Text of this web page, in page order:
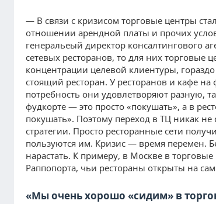
— В связи с кризисом торговые центры
отношении арендной платы и прочих
генеральеый директор консалтингового
сетевых ресторанов, то для них торговые
концентрации целевой клиентуры,
стоящий ресторан. У ресторанов и кафе на
потребность они удовлетворяют разную,
фудкорте — это просто «покушать», а в
покушать». Поэтому переход в ТЦ никак
стратегии. Просто ресторанные сети
пользуются им. Кризис — время перемен.
нарастать. К примеру, в Москве в
Раппопорта, чьи рестораны открыты на
«Мы очень хорошо «сидим» в